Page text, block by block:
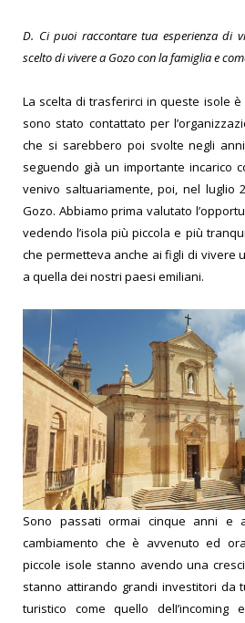
D. Ci puoi raccontare tua esperienza di
scelto di vivere a Gozo con la famiglia e
La scelta di trasferirci in queste isole
sono stato contattato per
che si sarebbero poi svolte negli
seguendo già un importante incarico
venivo saltuariamente, poi, nel luglio
Gozo. Abbiamo prima valutato
vedendo l’isola più piccola e più
che permetteva anche ai figli di vivere
a quella dei nostri paesi emiliani.
Sono passati ormai cinque anni e
cambiamento che è avvenuto ed
piccole isole stanno avendo una
stanno attirando grandi investitori da
turistico come quello